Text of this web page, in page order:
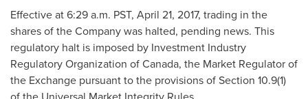
Effective at 6:29 a.m. PST, April 21, 2017, trading in the
shares of the Company was halted, pending news. This
regulatory halt is imposed by Investment Industry
Regulatory Organization ofCanada, the Market Regulator of
the Exchange pursuant to the provisions of Section 10.9(1)